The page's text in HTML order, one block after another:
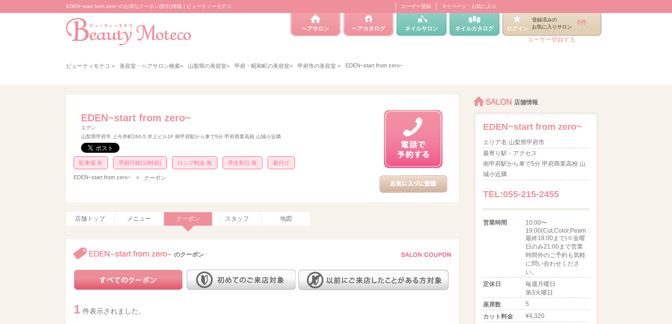
EDEN~start from zero~のお得なクーポン(割引)情報 | ビューティーモテコ ユーザー登録 マイページ・お気に入り
ヘアサロン ヘアカタログ ネイルサロン ネイルカタログ ログイン
登録済みの
お気に入りサロン
0件
ユーザー登録する
ビューティモテコ > 美容室・ヘアサロン検索> 山梨県の美容室> 甲府・昭和町の美容室> 甲府市の美容室 > EDEN~start from zero~
EDEN~start from zero~
エデン
山梨県甲府市 上今井町260-5 井上ビル1F 南甲府駅から車で5分 甲府商業高校 山城小近隣
駐車場 有 早朝可能(10時前) ロング料金 無 学生割引 有 着付け
EDEN~start from zero~ > クーポン
店舗トップ メニュー クーポン スタッフ 地図
EDEN~start from zero~ のクーポン
1 件表示されました。
SALON 店舗情報
EDEN~start from zero~
エリア名 山梨県甲府市
最寄り駅・アクセス
南甲府駅から車で5分 甲府商業高校 山
城小近隣
TEL:055-215-2455
営業時間
10:00〜
19:00(Cut,Color,Peam
最終18:00まで)※金曜
日のみ21:00まで営業
時間外のご予約も気軽
に問い合わせくださ
い。
定休日
毎週月曜日
第3火曜日
座席数
5
カット料金
¥4,320